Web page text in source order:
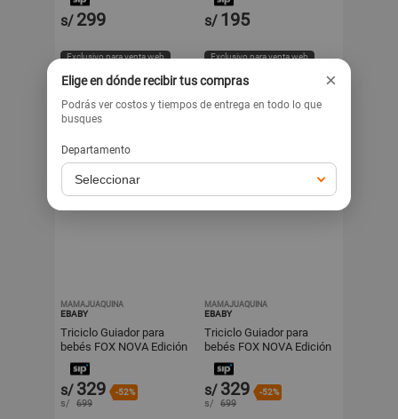
s/ 299
Exclusivo para venta web
s/ 195
Exclusivo para venta web
MAMAJUAQUINA
EBABY
Triciclo Guiador para
bebés FOX NOVA Edición
Limitada Light Pink
s/ 329 -52%
s/ 699
MAMAJUAQUINA
EBABY
Triciclo Guiador para
bebés FOX NOVA Edición
Limitada Green
s/ 329 -52%
s/ 699
Elige en dónde recibir tus compras ×
Podrás ver costos y tiempos de entrega en todo lo que
busques
Departamento